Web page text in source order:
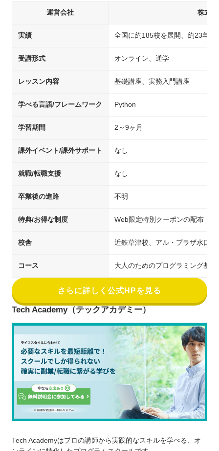
運営会社 株式
実績 全国に約185校を展開、約23年指
受講形式 オンライン、通学
レッスン内容 基礎講座、実務入門講座
学べる言語/フレームワーク Python
学習期間 2～9ヶ月
課外イベント/課外サポート なし
就職/転職支援 なし
卒業後の進路 不明
特典/お得な制度 Web限定特別クーポンの配布（
校舎 近鉄草津校、アル・プラザ水口校
コース 大人のためのプログラミング基
さらに詳しく公式HPを見る
Tech Academy（テックアカデミー）
Tech Academyはプロの講師から実践的なスキルを学べる、オ